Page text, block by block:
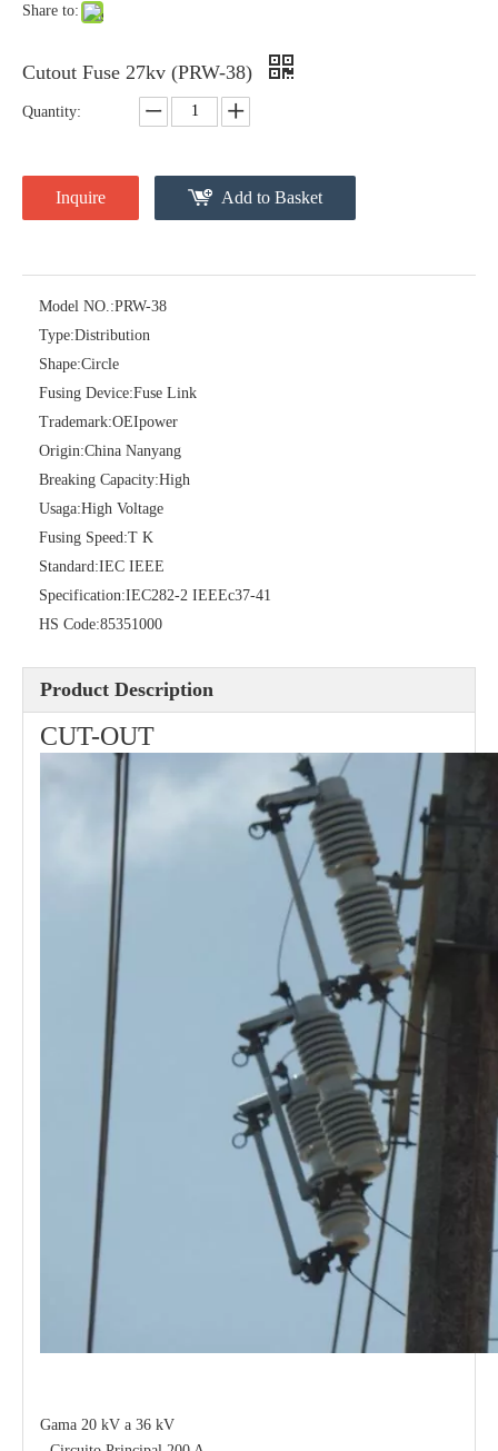
Polymer Fuse Cutout, Drop out Fuses 18 Kv 200A
Polymer Fuse Cutout, Drop out Fuses 21 Kv 200A
Share to:
Cutout Fuse 27kv (PRW-38)
Quantity:
Inquire Add to Basket
Model NO.:PRW-38
Type:Distribution
Shape:Circle
Fusing Device:Fuse Link
Trademark:OEIpower
Origin:China Nanyang
Breaking Capacity:High
Usaga:High Voltage
Fusing Speed:T K
Standard:IEC IEEE
Specification:IEC282-2 IEEEc37-41
HS Code:85351000
Product Description
CUT-OUT
Gama 20 kV a 36 kV